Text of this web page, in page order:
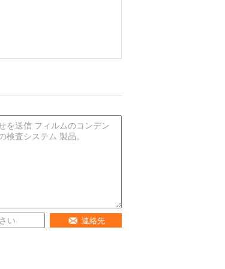
連絡先